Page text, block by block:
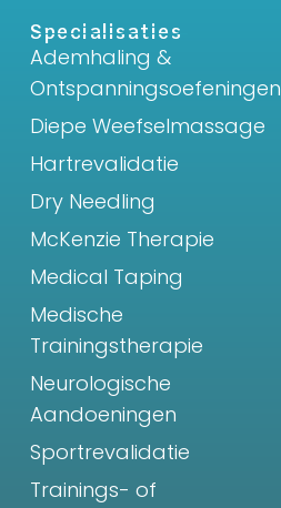
Specialisaties
Ademhaling &
Ontspanningsoefeningen
Diepe Weefselmassage
Hartrevalidatie
Dry Needling
McKenzie Therapie
Medical Taping
Medische
Trainingstherapie
Neurologische
Aandoeningen
Sportrevalidatie
Trainings- of